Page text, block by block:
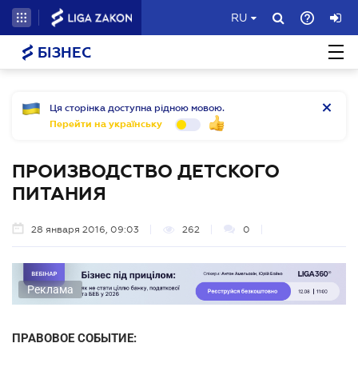
RU
БІЗНЕС
Ця сторінка доступна рідною мовою.
Перейти на українську
ПРОИЗВОДСТВО ДЕТСКОГО
ПИТАНИЯ
28 января 2016, 09:03 262 0
Реклама
ПРАВОВОЕ СОБЫТИЕ: